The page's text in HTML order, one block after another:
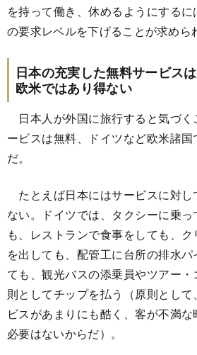
を持って働き、休めるようにする
の要求レベルを下げることが求めら
日本の充実した無料サービスは
欧米ではあり得ない
日本人が外国に旅行すると気づく
ービスは無料、ドイツなど欧米諸
だ。
たとえば日本にはサービスに対し
ない。ドイツでは、タクシーに乗
も、レストランで食事をしても、
を出しても、配管工に台所の排水
ても、観光バスの添乗員やツアー
則としてチップを払う（原則とし
ビスがあまりにも酷く、客が不満
必要はないからだ）。